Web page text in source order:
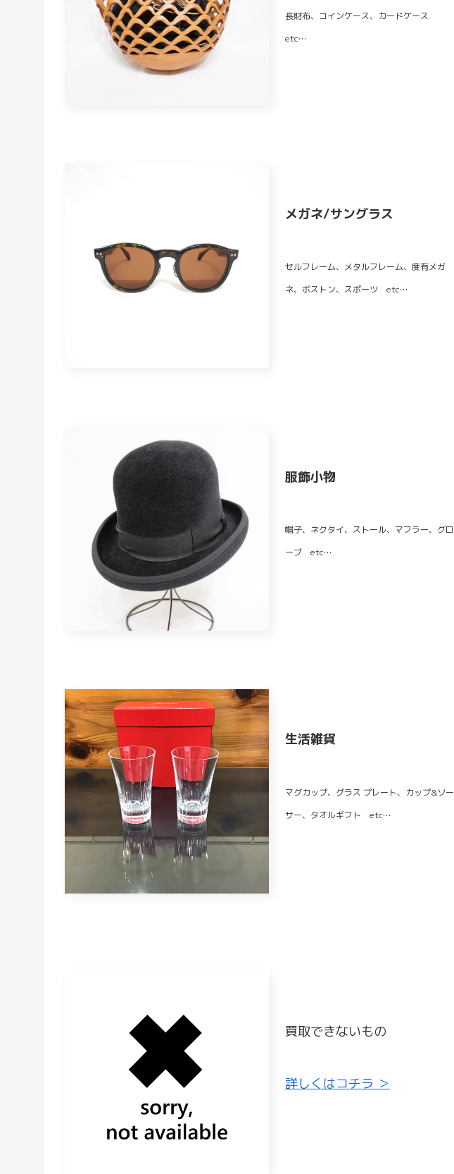
長財布、コインケース、カードケース
etc…
メガネ/サングラス
セルフレーム、メタルフレーム、度有メガ
ネ、ボストン、スポーツ etc…
服飾小物
帽子、ネクタイ、ストール、マフラー、グロ
ーブ etc…
生活雑貨
マグカップ、グラス プレート、カップ&ソー
サー、タオルギフト etc…
買取できないもの
詳しくはコチラ ＞